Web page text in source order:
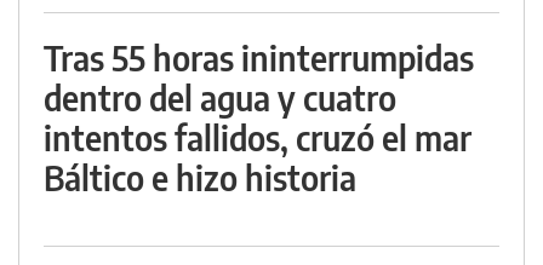
Tras 55 horas ininterrumpidas
dentro del agua y cuatro
intentos fallidos, cruzó el mar
Báltico e hizo historia